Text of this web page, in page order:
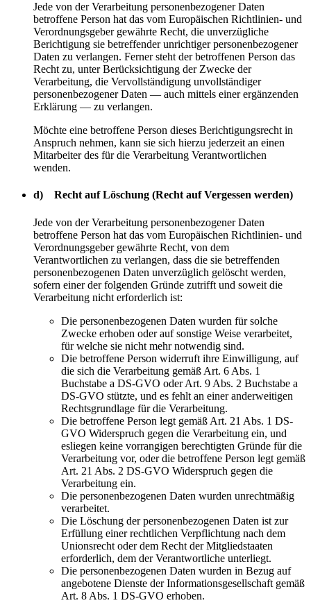
Jede von der Verarbeitung personenbezogener Daten
betroffene Person hat das vom Europäischen Richtlinien- und
Verordnungsgeber gewährte Recht, die unverzügliche
Berichtigung sie betreffender unrichtiger personenbezogener
Daten zu verlangen. Ferner steht der betroffenen Person das
Recht zu, unter Berücksichtigung der Zwecke der
Verarbeitung, die Vervollständigung unvollständiger
personenbezogener Daten — auch mittels einer ergänzenden
Erklärung — zu verlangen.
Möchte eine betroffene Person dieses Berichtigungsrecht in
Anspruch nehmen, kann sie sich hierzu jederzeit an einen
Mitarbeiter des für die Verarbeitung Verantwortlichen
wenden.
d) Recht auf Löschung (Recht auf Vergessen werden)
Jede von der Verarbeitung personenbezogener Daten
betroffene Person hat das vom Europäischen Richtlinien- und
Verordnungsgeber gewährte Recht, von dem
Verantwortlichen zu verlangen, dass die sie betreffenden
personenbezogenen Daten unverzüglich gelöscht werden,
sofern einer der folgenden Gründe zutrifft und soweit die
Verarbeitung nicht erforderlich ist:
Die personenbezogenen Daten wurden für solche
Zwecke erhoben oder auf sonstige Weise verarbeitet,
für welche sie nicht mehr notwendig sind.
Die betroffene Person widerruft ihre Einwilligung, auf
die sich die Verarbeitung gemäß Art. 6 Abs. 1
Buchstabe a DS-GVO oder Art. 9 Abs. 2 Buchstabe a
DS-GVO stützte, und es fehlt an einer anderweitigen
Rechtsgrundlage für die Verarbeitung.
Die betroffene Person legt gemäß Art. 21 Abs. 1 DS-
GVO Widerspruch gegen die Verarbeitung ein, und
esliegen keine vorrangigen berechtigten Gründe für die
Verarbeitung vor, oder die betroffene Person legt gemäß
Art. 21 Abs. 2 DS-GVO Widerspruch gegen die
Verarbeitung ein.
Die personenbezogenen Daten wurden unrechtmäßig
verarbeitet.
Die Löschung der personenbezogenen Daten ist zur
Erfüllung einer rechtlichen Verpflichtung nach dem
Unionsrecht oder dem Recht der Mitgliedstaaten
erforderlich, dem der Verantwortliche unterliegt.
Die personenbezogenen Daten wurden in Bezug auf
angebotene Dienste der Informationsgesellschaft gemäß
Art. 8 Abs. 1 DS-GVO erhoben.